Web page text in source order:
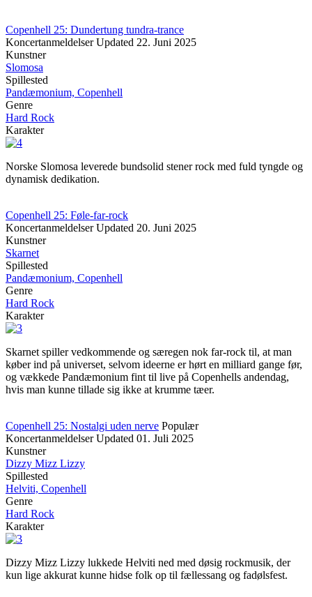
Copenhell 25: Dundertung tundra-trance
Koncertanmeldelser Updated 22. Juni 2025
Kunstner
Slomosa
Spillested
Pandæmonium, Copenhell
Genre
Hard Rock
Karakter
Norske Slomosa leverede bundsolid stener rock med fuld tyngde og
dynamisk dedikation.
Copenhell 25: Føle-far-rock
Koncertanmeldelser Updated 20. Juni 2025
Kunstner
Skarnet
Spillested
Pandæmonium, Copenhell
Genre
Hard Rock
Karakter
Skarnet spiller vedkommende og særegen nok far-rock til, at man
køber ind på universet, selvom ideerne er hørt en milliard gange før,
og vækkede Pandæmonium fint til live på Copenhells andendag,
hvis man kunne tillade sig ikke at krumme tæer.
Copenhell 25: Nostalgi uden nerve Populær
Koncertanmeldelser Updated 01. Juli 2025
Kunstner
Dizzy Mizz Lizzy
Spillested
Helviti, Copenhell
Genre
Hard Rock
Karakter
Dizzy Mizz Lizzy lukkede Helviti ned med døsig rockmusik, der
kun lige akkurat kunne hidse folk op til fællessang og fadølsfest.